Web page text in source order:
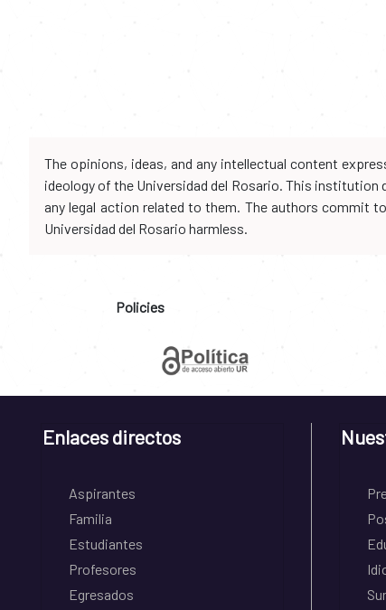
The opinions, ideas, and any intellectual content
ideology of the Universidad del Rosario. This
any legal action related to them. The authors commit
Universidad del Rosario harmless.
Policies
Enlaces directos
Aspirantes
Familia
Estudiantes
Profesores
Egresados